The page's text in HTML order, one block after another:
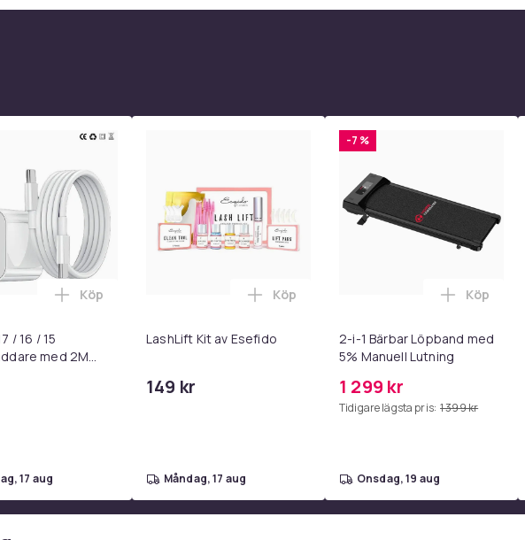
Snabbladdare - Adapter + Kabel 25W lightning - USB-C 2m i varukorgen
/ 16 / 15
med 2M
Lägg till iPhone 17 / 16 / 15 Snabbladdare med 2M USB-C till USB-C
Köp
17 aug
LashLift Kit av Esefido
149 kr
Lägg till LashLift Kit av Esefido i
Köp
måndag, 17 aug
-7 %
2-i-1 Bärbar Löpband med
5% Manuell Lutning
1 299 kr
Tidigare lägsta pris: 1 399 kr
Lägg till
Köp
onsdag, 19 aug